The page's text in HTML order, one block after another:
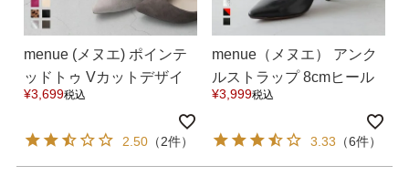
menue (メヌエ) ポインテ
ッドトゥ Vカットデザイ
ン ローヒール パンプス 送
¥3,699税込
2.50（2件）
menue（メヌエ） アンク
ルストラップ 8cmヒール
ポインテッドトゥパンプ
¥3,999税込
3.33 （6件）